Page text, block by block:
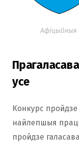
Афіцыйныя
усе
Конкурс пройдзе
найлепшыя
пройдзе